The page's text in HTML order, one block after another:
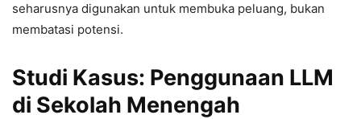
seharusnya digunakan untuk membuka peluang, bukan
membatasi potensi.
Studi Kasus: Penggunaan LLM
di Sekolah Menengah